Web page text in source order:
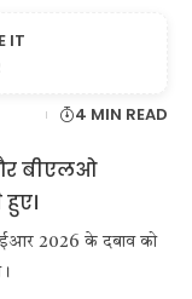
4 MIN READ
2026 के दबाव को